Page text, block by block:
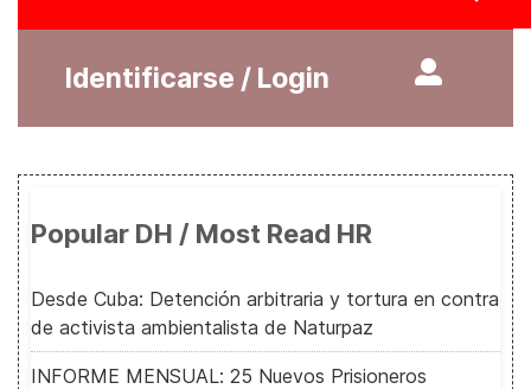
Identificarse / Login
Popular DH / Most Read HR
Desde Cuba: Detención arbitraria y tortura en contra
de activista ambientalista de Naturpaz
INFORME MENSUAL: 25 Nuevos Prisioneros